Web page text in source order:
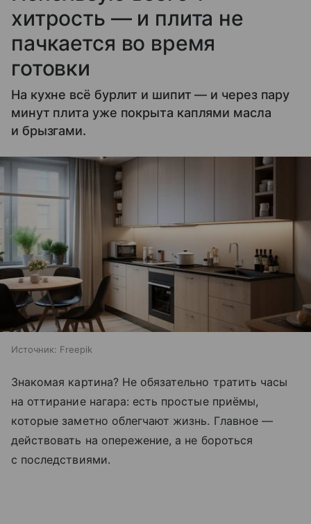
хитрость — и плита не
пачкается во время
готовки
На кухне всё бурлит и шипит — и через пару
минут плита уже покрыта каплями масла
и брызгами.
Источник: Freepik
Знакомая картина? Не обязательно тратить часы
на оттирание нагара: есть простые приёмы,
которые заметно облегчают жизнь. Главное —
действовать на опережение, а не бороться
с последствиями.